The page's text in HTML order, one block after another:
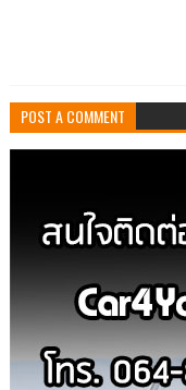
POST A COMMENT